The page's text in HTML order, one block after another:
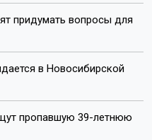
придумать вопросы для
в Новосибирской
пропавшую 39-летнюю